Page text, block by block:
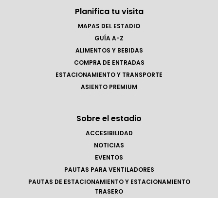
Planifica tu visita
MAPAS DEL ESTADIO
GUÍA A-Z
ALIMENTOS Y BEBIDAS
COMPRA DE ENTRADAS
ESTACIONAMIENTO Y TRANSPORTE
ASIENTO PREMIUM
Sobre el estadio
ACCESIBILIDAD
NOTICIAS
EVENTOS
PAUTAS PARA VENTILADORES
PAUTAS DE ESTACIONAMIENTO Y ESTACIONAMIENTO
TRASERO